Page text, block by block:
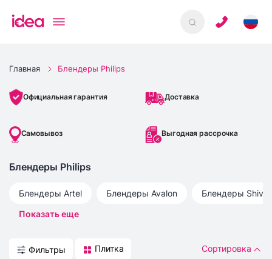
Главная Блендеры Philips
Официальная гарантия Доставка
Самовывоз Выгодная рассрочка
Блендеры Philips
Блендеры Artel Блендеры Avalon Блендеры
Показать еще
Фильтры Плитка Сортировка